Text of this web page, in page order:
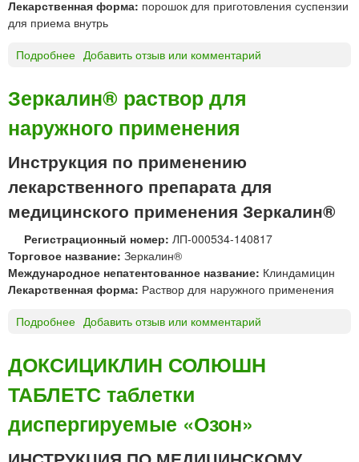
п
е
и
д
л
п
и
е
а
в
н
у
к
и
Лекарственная форма: порошок для приготовления суспензии
для приема внутрь
Подробнее
-
ф
а
т
о
р
®
п
о
р
о
д
л
я
п
р
г
Добавить отзыв или комментарий
Зеркалин® раствор для
наружного применения
Инструкция по применению
лекарственного препарата для
медицинского применения Зеркалин®
Регистрационный номер: ЛП-000534-140817
Торговое название: Зеркалин®
Международное непатентованное название: Клиндамицин
Лекарственная форма: Раствор для наружного применения
Подробнее
е
р
к
а
л
н
Добавить отзыв или комментарий
ДОКСИЦИКЛИН СОЛЮШН
ТАБЛЕТС таблетки
диспергируемые «Озон»